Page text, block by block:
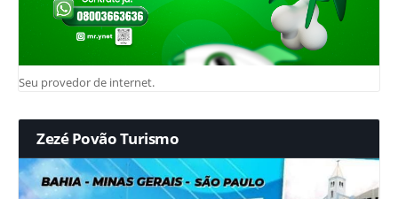
Seu provedor de internet.
Zezé Povão Turismo